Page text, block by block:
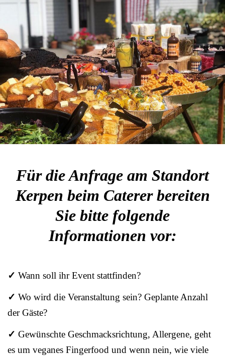
Für die Anfrage am Standort
Kerpen beim Caterer bereiten
Sie bitte folgende
Informationen vor:
✓ Wann soll ihr Event stattfinden?
✓ Wo wird die Veranstaltung sein? Geplante Anzahl
der Gäste?
✓ Gewünschte Geschmacksrichtung, Allergene, geht
es um veganes Fingerfood und wenn nein, wie viele